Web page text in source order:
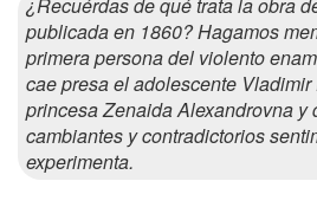
publicada en 1860? Hagamos
primera persona del violento
cae presa el adolescente
princesa Zenaida Alexandrovna y
cambiantes y contradictorios
experimenta.